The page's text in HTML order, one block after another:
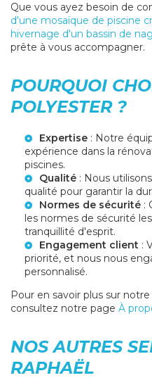
Que vous ayez besoin de
d'une mosaïque de piscine
hivernage d'un bassin de
prête à vous accompagner.
POURQUOI
POLYESTER ?
Expertise : Notre
expérience dans la
piscines.
Qualité : Nous
qualité pour garantir la
Normes de sécurité :
les normes de sécurité
tranquillité d'esprit.
Engagement client :
priorité, et nous nous
personnalisé.
Pour en savoir plus sur
consultez notre page À
NOS AUTRES
RAPHAËL